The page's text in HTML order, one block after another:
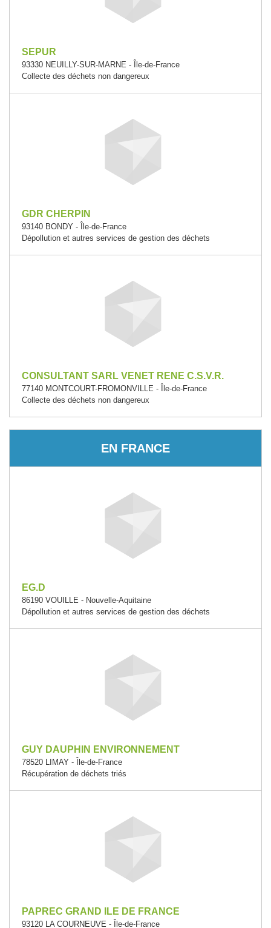
SEPUR
93330 NEUILLY-SUR-MARNE - Île-de-France
Collecte des déchets non dangereux
GDR CHERPIN
93140 BONDY - Île-de-France
Dépollution et autres services de gestion des déchets
CONSULTANT SARL VENET RENE C.S.V.R.
77140 MONTCOURT-FROMONVILLE - Île-de-France
Collecte des déchets non dangereux
EN FRANCE
EG.D
86190 VOUILLE - Nouvelle-Aquitaine
Dépollution et autres services de gestion des déchets
GUY DAUPHIN ENVIRONNEMENT
78520 LIMAY - Île-de-France
Récupération de déchets triés
PAPREC GRAND ILE DE FRANCE
93120 LA COURNEUVE - Île-de-France